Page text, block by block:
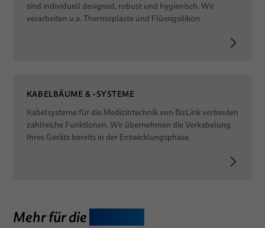
sind individuell designed, robust und hygienisch. Wir
verarbeiten u.a. Thermoplaste und Flüssigsilikon
KABELBÄUME & -SYSTEME
Kabelsysteme für die Medizintechnik von BizLink verbinden
zahlreiche Funktionen. Wir übernehmen die Verkabelung
Ihres Geräts bereits in der Entwicklungsphase.
Mehr für die